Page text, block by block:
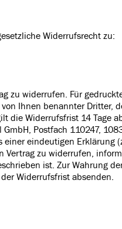
Widerrufsrecht zu:
zu widerrufen. Für
Ihnen benannter Dritter,
die Widerrufsfrist 14 Tage
Postfach 110247,
einer eindeutigen Erklärung
Vertrag zu widerrufen,
ist. Zur Wahrung
Widerrufsfrist absenden.